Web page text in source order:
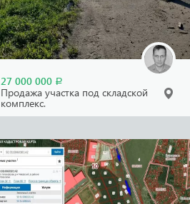
27 000 000 Р
Продажа участка под складской
комплекс.